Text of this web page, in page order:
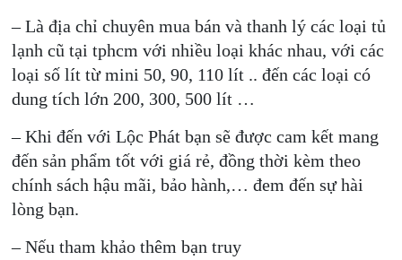
– Là địa chỉ chuyên mua bán và thanh lý các loại tủ
lạnh cũ tại tphcm với nhiều loại khác nhau, với các
loại số lít từ mini 50, 90, 110 lít .. đến các loại có
dung tích lớn 200, 300, 500 lít …
– Khi đến với Lộc Phát bạn sẽ được cam kết mang
đến sản phẩm tốt với giá rẻ, đồng thời kèm theo
chính sách hậu mãi, bảo hành,… đem đến sự hài
lòng bạn.
– Nếu tham khảo thêm bạn truy